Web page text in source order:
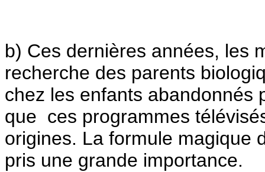
b) Ces dernières années, les
recherche des parents
chez les enfants abandonnés
que ces programmes
origines. La formule magique
pris une grande importance.